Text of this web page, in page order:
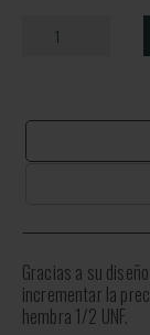
Gracias a su
incrementar la
hembra 1/2 UNF.